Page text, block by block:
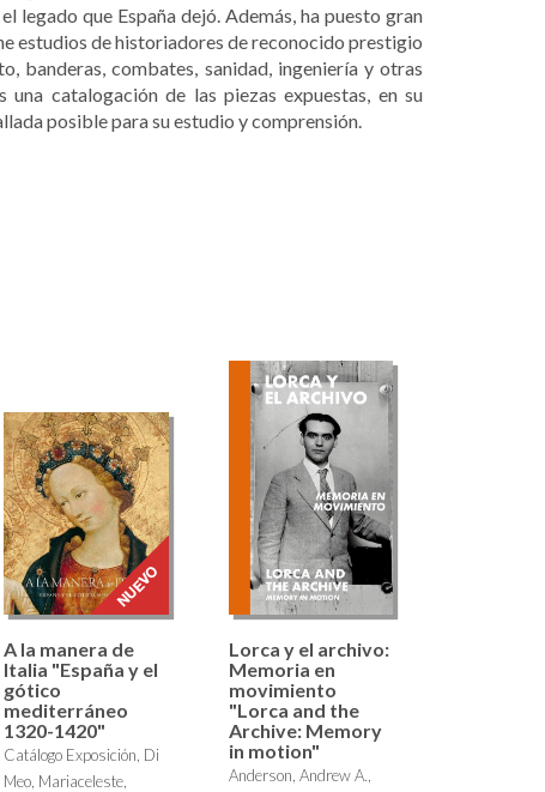
legado que España dejó. Además, ha puesto gran
estudios de historiadores de reconocido prestigio
banderas, combates, sanidad, ingeniería y otras
una catalogación de las piezas expuestas, en su
posible para su estudio y comprensión.
A la manera de
Italia "España y el
gótico
mediterráneo
1320-1420"
Catálogo Exposición, Di
Meo, Mariaceleste,
Lorca y el archivo:
Memoria en
movimiento
"Lorca and the
Archive: Memory
in motion"
Anderson, Andrew A.,